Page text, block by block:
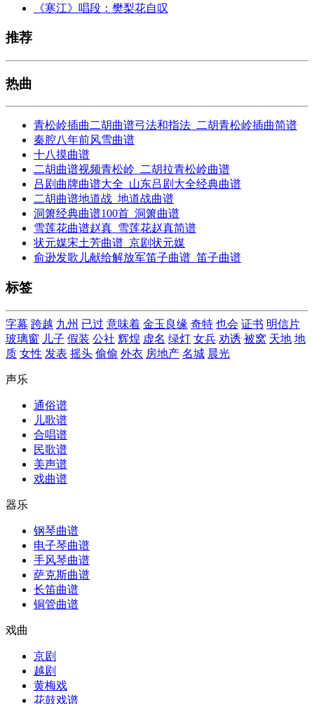
《寒江》唱段：樊梨花自叹
推荐
热曲
青松岭插曲二胡曲谱弓法和指法_二胡青松岭插曲简谱
秦腔八年前风雪曲谱
十八摸曲谱
二胡曲谱视频青松岭_二胡拉青松岭曲谱
吕剧曲牌曲谱大全_山东吕剧大全经典曲谱
二胡曲谱地道战_地道战曲谱
洞箫经典曲谱100首_洞箫曲谱
雪莲花曲谱赵真_雪莲花赵真简谱
状元媒宋土芳曲谱_京剧状元媒
俞逊发歌儿献给解放军笛子曲谱_笛子曲谱
标签
字幕 跨越 九州 已过 意味着 金玉良缘 奇特 也会 证书 明信片
玻璃窗 儿子 假装 公社 辉煌 虚名 绿灯 女兵 劝诱 被窝 天地 地
质 女性 发表 摇头 偷偷 外衣 房地产 名城 晨光
声乐
通俗谱
儿歌谱
合唱谱
民歌谱
美声谱
戏曲谱
器乐
钢琴曲谱
电子琴曲谱
手风琴曲谱
萨克斯曲谱
长笛曲谱
铜管曲谱
戏曲
京剧
越剧
黄梅戏
花鼓戏谱